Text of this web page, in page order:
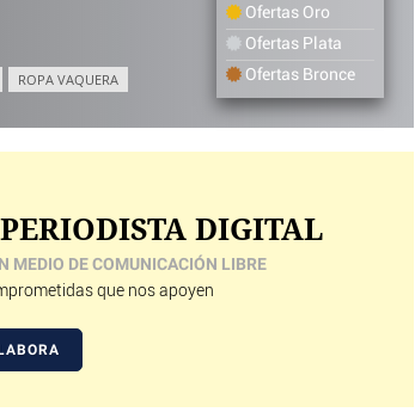
ROPA VAQUERA
Ofertas Oro
Ofertas Plata
Ofertas Bronce
DIGITAL
MEDIO DE COMUNICACIÓN LIBRE
que nos apoyen